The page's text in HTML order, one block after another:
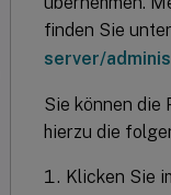
finden Sie unter
server/
Sie können die
hierzu die
Klicken Sie